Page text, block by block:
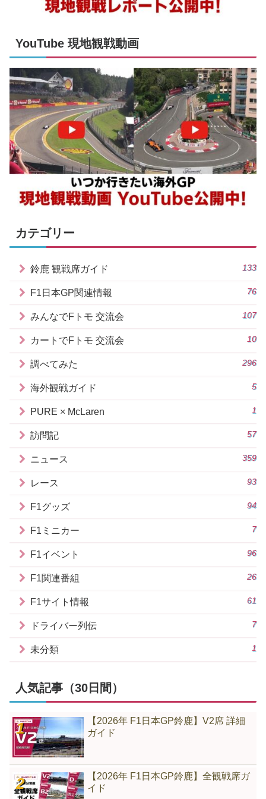
YouTube 現地観戦動画
カテゴリー
鈴鹿 観戦席ガイド 133
F1日本GP関連情報 76
みんなでFトモ 交流会 107
カートでFトモ 交流会 10
調べてみた 296
海外観戦ガイド 5
PURE × McLaren 1
訪問記 57
ニュース 359
レース 93
F1グッズ 94
F1ミニカー 7
F1イベント 96
F1関連番組 26
F1サイト情報 61
ドライバー列伝 7
未分類 1
人気記事（30日間）
【2026年 F1日本GP鈴鹿】V2席 詳細
ガイド
【2026年 F1日本GP鈴鹿】全観戦席ガ
イド